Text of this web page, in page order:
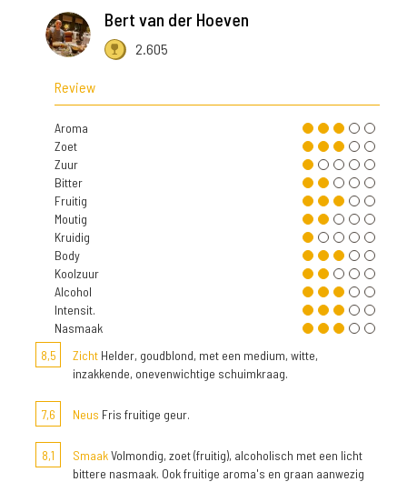
Bert van der Hoeven
2.605
Review
Aroma
Zoet
Zuur
Bitter
Fruitig
Moutig
Kruidig
Body
Koolzuur
Alcohol
Intensit.
Nasmaak
8,5
Zicht Helder, goudblond, met een medium, witte,
inzakkende, onevenwichtige schuimkraag.
7,6 Neus Fris fruitige geur.
8,1 SmaakVolmondig, zoet (fruitig), alcoholisch met een licht
bittere nasmaak. Ook fruitige aroma's en graan aanwezig